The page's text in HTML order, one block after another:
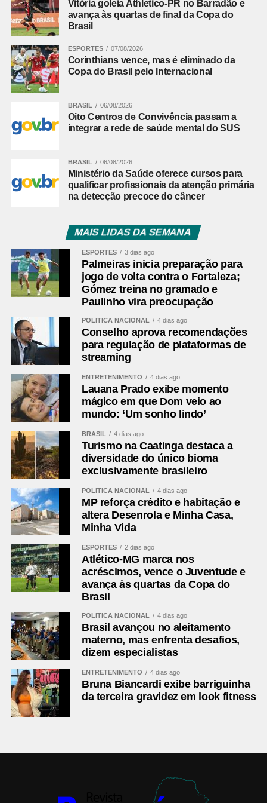
democracia digital. Entre as sugestões mais recorrentes
estão a ampliação da educação midiática e do letramento
digital nas escolas, o incentivo ao pensamento crítico, a
transparência dos algoritmos das plataformas digitais e
medidas para enfrentar a desinformação.
A comissão julgadora avaliou as 81 redações finalistas
encaminhadas pelas secretarias estaduais de educação.
Os 27 estudantes selecionados, um de cada unidade da
Federação, participarão da Semana de Vivência
As redações foram analisadas com base em critérios
adaptados do modelo de correção do Exame Nacional do
Ensino Médio (Enem), considerando aspectos como
compreensão do tema, argumentação, organização
impulsionar instalação de
datacenters no Brasil
Para a diretora da Secretaria de Comunicação Social do
Senado, Glauciene Lara, o programa estimula a formação
cidadã ao incentivar os estudantes a refletirem sobre
temas de interesse público.
Brasileiros reafirma seu compromisso com a formação
cidadã ao estimular estudantes de todo o país a refletir
sobre temas essenciais para a democracia. As redações
preparada para participar do debate público. São jovens
que pesquisam, confrontam diferentes perspectivas,
dialogam com autores clássicos e contemporâneos,
consistentes e propostas viáveis para os desafios do
presente — disse.
Conheça os finalistas dos estados e do DF em 2026
Agência Senado (Reprodução autorizada mediante
Fonte:Agência Senado
Comentários Facebook
Vitória goleia Athletico-PR no Barradão e
avança às quartas de final da Copa do
Brasil
ESPORTES 07/08/2026
Corinthians vence, mas é eliminado da
Copa do Brasil pelo Internacional
BRASIL 06/08/2026
Oito Centros de Convivência passam a
integrar a rede de saúde mental do SUS
BRASIL 06/08/2026
Ministério da Saúde oferece cursos para
qualificar profissionais da atenção primária
na detecção precoce do câncer
MAIS LIDAS DA SEMANA
ESPORTES 3 dias ago
Palmeiras inicia preparação para
jogo de volta contra o Fortaleza;
Gómez treina no gramado e
Paulinho vira preocupação
POLÍTICA NACIONAL 4 dias ago
Conselho aprova recomendações
para regulação de plataformas de
streaming
ENTRETENIMENTO 4 dias ago
Lauana Prado exibe momento
mágico em que Dom veio ao
mundo: ‘Um sonho lindo’
BRASIL 4 dias ago
Turismo na Caatinga destaca a
diversidade do único bioma
exclusivamente brasileiro
POLÍTICA NACIONAL 4 dias ago
MP reforça crédito e habitação e
altera Desenrola e Minha Casa,
Minha Vida
ESPORTES 2 dias ago
Atlético-MG marca nos
acréscimos, vence o Juventude e
avança às quartas da Copa do
Brasil
POLÍTICA NACIONAL 4 dias ago
Brasil avançou no aleitamento
materno, mas enfrenta desafios,
dizem especialistas
ENTRETENIMENTO 4 dias ago
Bruna Biancardi exibe barriguinha
da terceira gravidez em look fitness